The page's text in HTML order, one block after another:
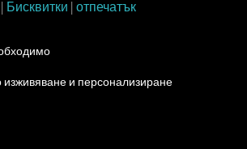
потребителите влизат в
| Бисквитки | отпечатък
изживяване и персонализиране